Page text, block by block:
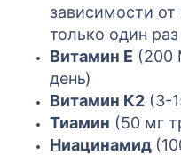
зависимости
только один
Витамин Е (200
день)
Витамин К2 (3-
Тиамин (50 мг
Ниацинамид